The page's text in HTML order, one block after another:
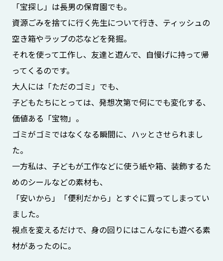
「宝探し」は長男の保育園でも。
資源ごみを捨てに行く先生について行き、ティッシュの
空き箱やラップの芯などを発掘。
それを使って工作し、友達と遊んで、自慢げに持って帰
ってくるのです。
大人には「ただのゴミ」でも、
子どもたちにとっては、発想次第で何にでも変化する、
価値ある「宝物」。
ゴミがゴミではなくなる瞬間に、ハッとさせられまし
た。
一方私は、子どもが工作などに使う紙や箱、装飾するた
めのシールなどの素材も、
「安いから」「便利だから」とすぐに買ってしまってい
ました。
視点を変えるだけで、身の回りにはこんなにも遊べる素
材があったのに。